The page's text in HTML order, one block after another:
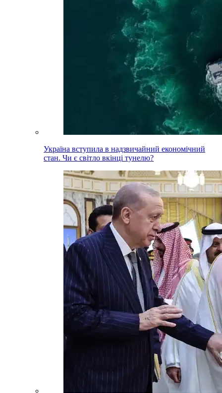
Україна вступила в надзвичайний економічний
стан. Чи є світло вкінці тунелю?